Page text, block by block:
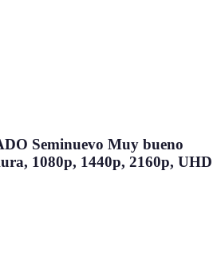
Seminuevo Muy bueno
1080p, 1440p, 2160p, UHD